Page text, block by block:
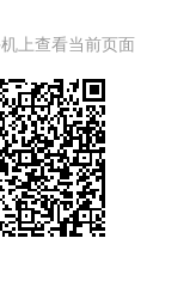
上查看当前页面